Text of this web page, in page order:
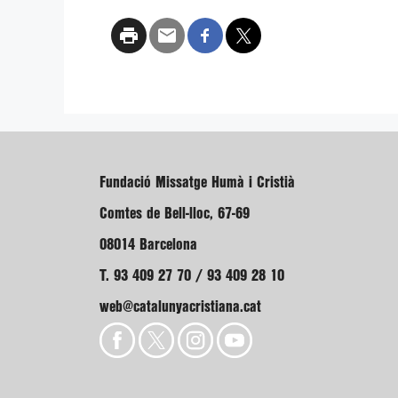
Fundació Missatge Humà i Cristià
Comtes de Bell-lloc, 67-69
08014 Barcelona
T. 93 409 27 70 / 93 409 28 10
web@catalunyacristiana.cat